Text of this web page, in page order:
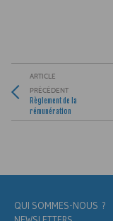
ARTICLE
PRÉCÉDENT
Règlement de la
rémunération
QUI SOMMES-NOUS ?